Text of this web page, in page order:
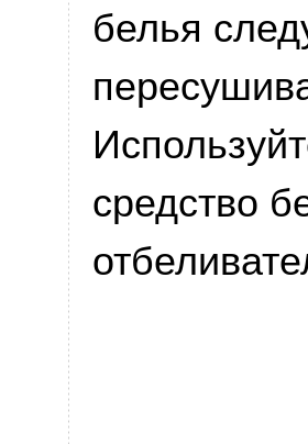
белья
средство